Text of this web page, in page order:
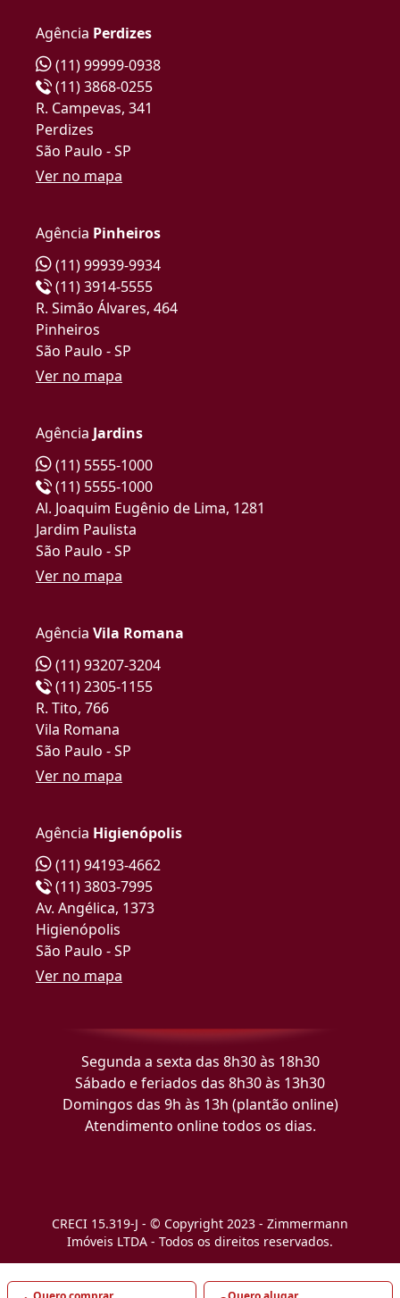
Agência Perdizes
(11) 99999-0938
(11) 3868-0255
R. Campevas, 341
Perdizes
São Paulo - SP
Ver no mapa
Agência Pinheiros
(11) 99939-9934
(11) 3914-5555
R. Simão Álvares, 464
Pinheiros
São Paulo - SP
Ver no mapa
Agência Jardins
(11) 5555-1000
(11) 5555-1000
Al. Joaquim Eugênio de Lima, 1281
Jardim Paulista
São Paulo - SP
Ver no mapa
Agência Vila Romana
(11) 93207-3204
(11) 2305-1155
R. Tito, 766
Vila Romana
São Paulo - SP
Ver no mapa
Agência Higienópolis
(11) 94193-4662
(11) 3803-7995
Av. Angélica, 1373
Higienópolis
São Paulo - SP
Ver no mapa
Segunda a sexta das 8h30 às 18h30
Sábado e feriados das 8h30 às 13h30
Domingos das 9h às 13h (plantão online)
Atendimento online todos os dias.
CRECI 15.319-J - © Copyright 2023 - Zimmermann
Imóveis LTDA - Todos os direitos reservados.